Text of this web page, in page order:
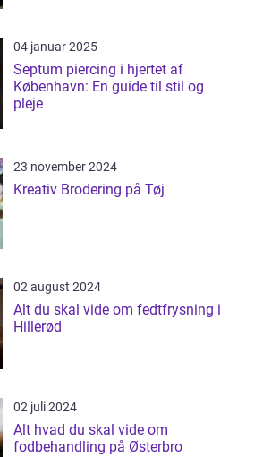
04 januar 2025
Septum piercing i hjertet af
København: En guide til stil og
pleje
23 november 2024
Kreativ Brodering på Tøj
02 august 2024
Alt du skal vide om fedtfrysning i
Hillerød
02 juli 2024
Alt hvad du skal vide om
fodbehandling på Østerbro